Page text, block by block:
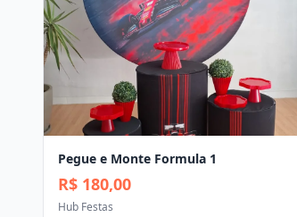
Pegue e Monte Formula 1
R$ 180,00
Hub Festas